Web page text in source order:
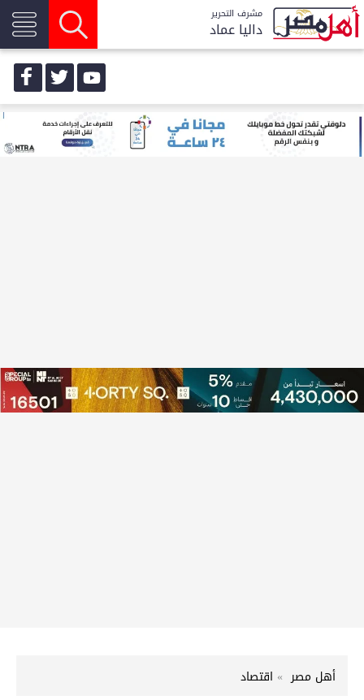
مشرف التحرير
داليا عماد
أهل مصر اقتصاد